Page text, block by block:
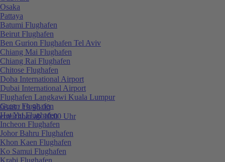
0848 / 19 96 00
erreichbar ab 10:00 Uhr
Osaka
Pattaya
Batumi Flughafen
Beirut Flughafen
Ben Gurion Flughafen Tel Aviv
Chiang Mai Flughafen
Chiang Rai Flughafen
Chitose Flughafen
Doha International Airport
Dubai International Airport
Flughafen Langkawi Kuala Lumpur
Guam Flughafen
Hat Yai Flughafen
Incheon Flughafen
Johor Bahru Flughafen
Khon Kaen Flughafen
Ko Samui Flughafen
Krabi Flughafen